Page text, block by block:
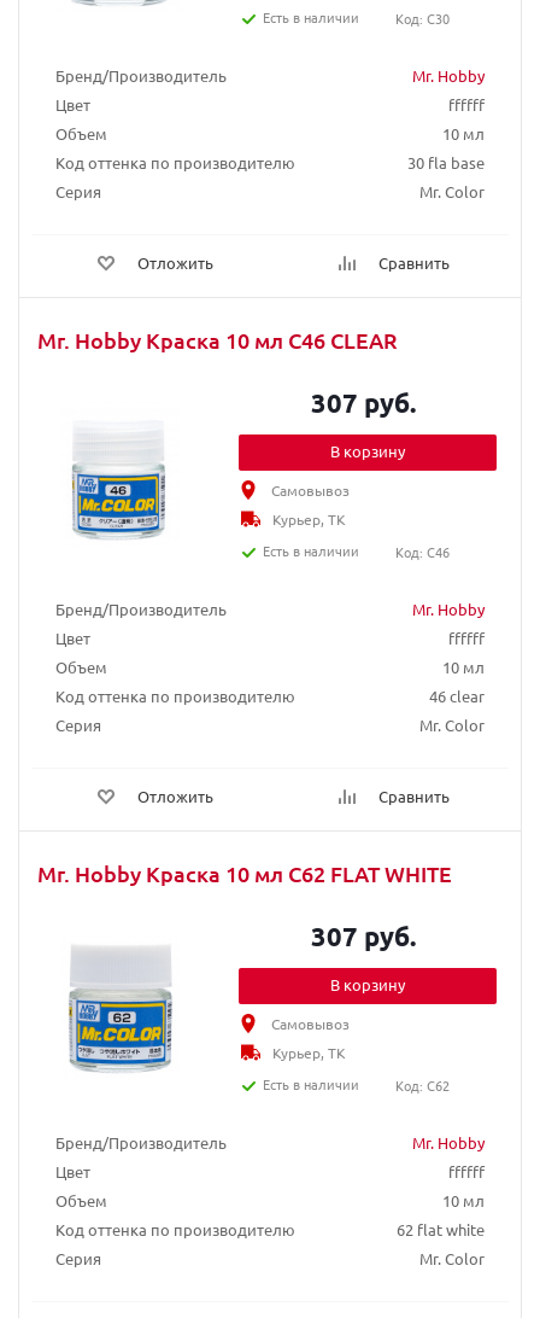
Бренд/Производитель
Mr. Hobby
Цвет
ffffff
Объем
10 мл
Код оттенка по производителю
30 fla base
Серия
Mr. Color
Отложить Сравнить
Есть в наличии
Код: C30
Mr. Hobby Краска 10 мл C46 CLEAR
Бренд/Производитель
Mr. Hobby
Цвет
ffffff
Объем
10 мл
Код оттенка по производителю
46 clear
Серия
Mr. Color
Отложить Сравнить
307 руб.
В корзину
Самовывоз
Курьер, ТК
Есть в наличии
Код: C46
Mr. Hobby Краска 10 мл C62 FLAT WHITE
Бренд/Производитель
Mr. Hobby
Цвет
ffffff
Объем
10 мл
Код оттенка по производителю
62 flat white
Серия
Mr. Color
307 руб.
В корзину
Самовывоз
Курьер, ТК
Есть в наличии
Код: C62